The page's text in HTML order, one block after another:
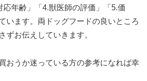
応年齢」「4.獣医師の評価」「5.価
います。両ドッグフードの良いところ
ずお伝えしていきます。
おうか迷っている方の参考になれば幸